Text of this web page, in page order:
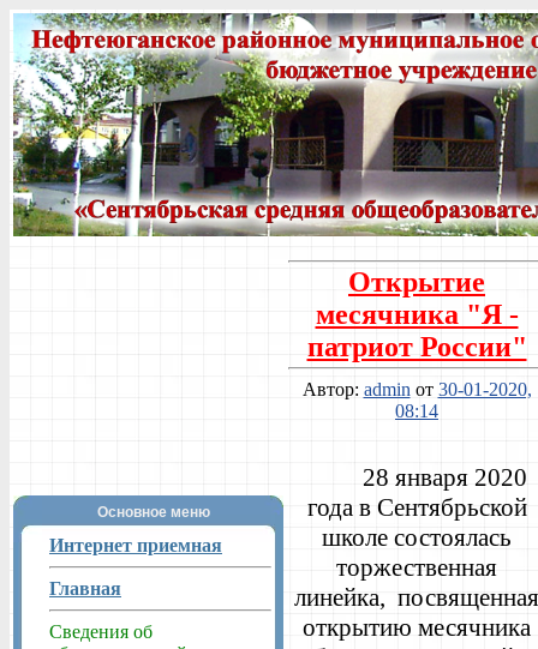
Основное меню
Интернет приемная
Главная
Сведения об
Открытие
месячника "Я -
патриот России"
Автор: admin от 30-01-2020,
08:14
28 января 2020
года в Сентябрьской
школе состоялась
торжественная
линейка, посвященная
открытию месячника